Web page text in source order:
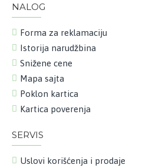
NALOG
Forma za reklamaciju
Istorija narudžbina
Snižene cene
Mapa sajta
Poklon kartica
Kartica poverenja
SERVIS
Uslovi korišćenja i prodaje